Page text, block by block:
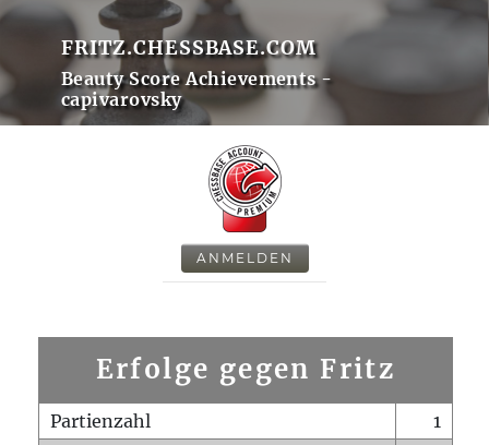
FRITZ.CHESSBASE.COM
Beauty Score Achievements -
capivarovsky
ANMELDEN
Erfolge gegen Fritz
Partienzahl
1